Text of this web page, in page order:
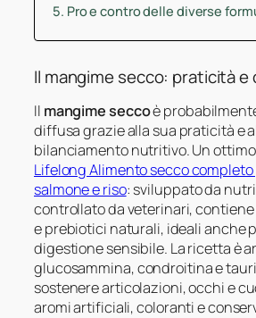
Pro e contro delle diverse
Il mangime secco: praticità
Il mangime seccoè
diffusa grazie alla sua praticità e
bilanciamento nutritivo. Un ottimo
Lifelong Alimento secco
salmone e riso: sviluppato da
controllato da veterinari,
e prebiotici naturali, ideali anche
digestione sensibile. La ricetta è
glucosammina, condroitina e
sostenere articolazioni, occhi e
aromi artificiali, coloranti e